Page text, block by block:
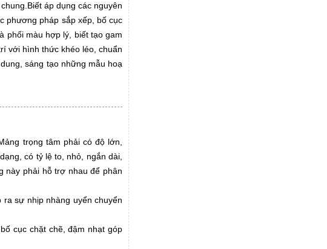
áp dụng các nguyên
phương pháp sắp xếp, bố cục
phối màu hợp lý, biết tạo gam
với hình thức khéo léo, chuẩn
sáng tạo những mẫu hoạ
trọng tâm phải có độ lớn,
có tỷ lệ to, nhỏ, ngắn dài,
này phải hỗ trợ nhau để phân
sự nhịp nhàng uyển chuyển
cục chặt chẽ, đậm nhạt góp